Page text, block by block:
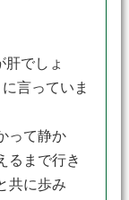
でしょ
言っていま
って静か
るまで行き
共に歩み